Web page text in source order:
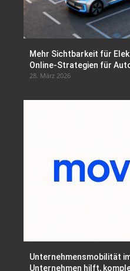
Mehr Sichtbarkeit für
Online-Strategien für
28. März 2026
Unternehmensmobilität
Unternehmen hilft,